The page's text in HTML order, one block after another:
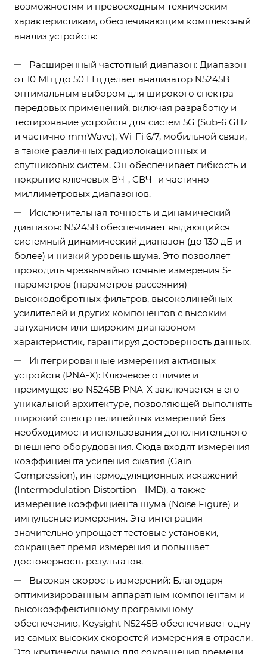
возможностям и превосходным техническим
характеристикам, обеспечивающим комплексный
анализ устройств:
Расширенный частотный диапазон: Диапазон
от 10 МГц до 50 ГГц делает анализатор N5245B
оптимальным выбором для широкого спектра
передовых применений, включая разработку и
тестирование устройств для систем 5G (Sub-6 GHz
и частично mmWave), Wi-Fi 6/7, мобильной связи,
а также различных радиолокационных и
спутниковых систем. Он обеспечивает гибкость и
покрытие ключевых ВЧ-, СВЧ- и частично
миллиметровых диапазонов.
Исключительная точность и динамический
диапазон: N5245B обеспечивает выдающийся
системный динамический диапазон (до 130 дБ и
более) и низкий уровень шума. Это позволяет
проводить чрезвычайно точные измерения S-
параметров (параметров рассеяния)
высокодобротных фильтров, высоколинейных
усилителей и других компонентов с высоким
затуханием или широким диапазоном
характеристик, гарантируя достоверность данных.
Интегрированные измерения активных
устройств (PNA-X): Ключевое отличие и
преимущество N5245B PNA-X заключается в его
уникальной архитектуре, позволяющей выполнять
широкий спектр нелинейных измерений без
необходимости использования дополнительного
внешнего оборудования. Сюда входят измерения
коэффициента усиления сжатия (Gain
Compression), интермодуляционных искажений
(Intermodulation Distortion - IMD), а также
измерение коэффициента шума (Noise Figure) и
импульсные измерения. Эта интеграция
значительно упрощает тестовые установки,
сокращает время измерения и повышает
достоверность результатов.
Высокая скорость измерений: Благодаря
оптимизированным аппаратным компонентам и
высокоэффективному программному
обеспечению, Keysight N5245B обеспечивает одну
из самых высоких скоростей измерения в отрасли.